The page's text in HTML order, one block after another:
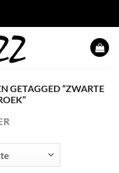
GETAGGED “ZWARTE